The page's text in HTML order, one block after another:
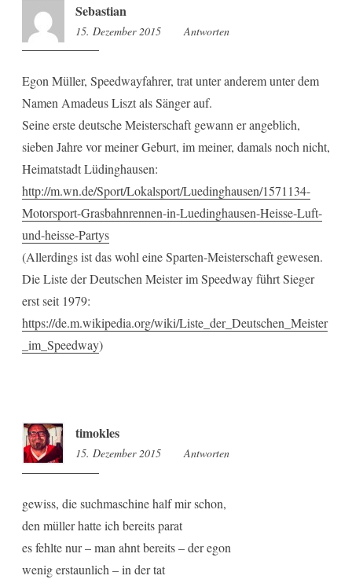
Sebastian
15. Dezember 2015 12:02
Antworten
Egon Müller, Speedwayfahrer, trat unter anderem unter dem
Namen Amadeus Liszt als Sänger auf.
Seine erste deutsche Meisterschaft gewann er angeblich,
sieben Jahre vor meiner Geburt, im meiner, damals noch nicht,
Heimatstadt Lüdinghausen:
http://m.wn.de/Sport/Lokalsport/Luedinghausen/1571134-
Motorsport-Grasbahnrennen-in-Luedinghausen-Heisse-Luft-
und-heisse-Partys
(Allerdings ist das wohl eine Sparten-Meisterschaft gewesen.
Die Liste der Deutschen Meister im Speedway führt Sieger
erst seit 1979:
https://de.m.wikipedia.org/wiki/Liste_der_Deutschen_Meister
_im_Speedway)
timokles
15. Dezember 2015 13:06
Antworten
gewiss, die suchmaschine half mir schon,
den müller hatte ich bereits parat
es fehlte nur – man ahnt bereits – der egon
wenig erstaunlich – in der tat